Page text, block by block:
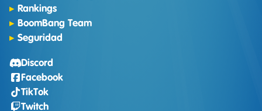
Rankings
BoomBang Team
Seguridad
Discord
Facebook
TikTok
Twitch